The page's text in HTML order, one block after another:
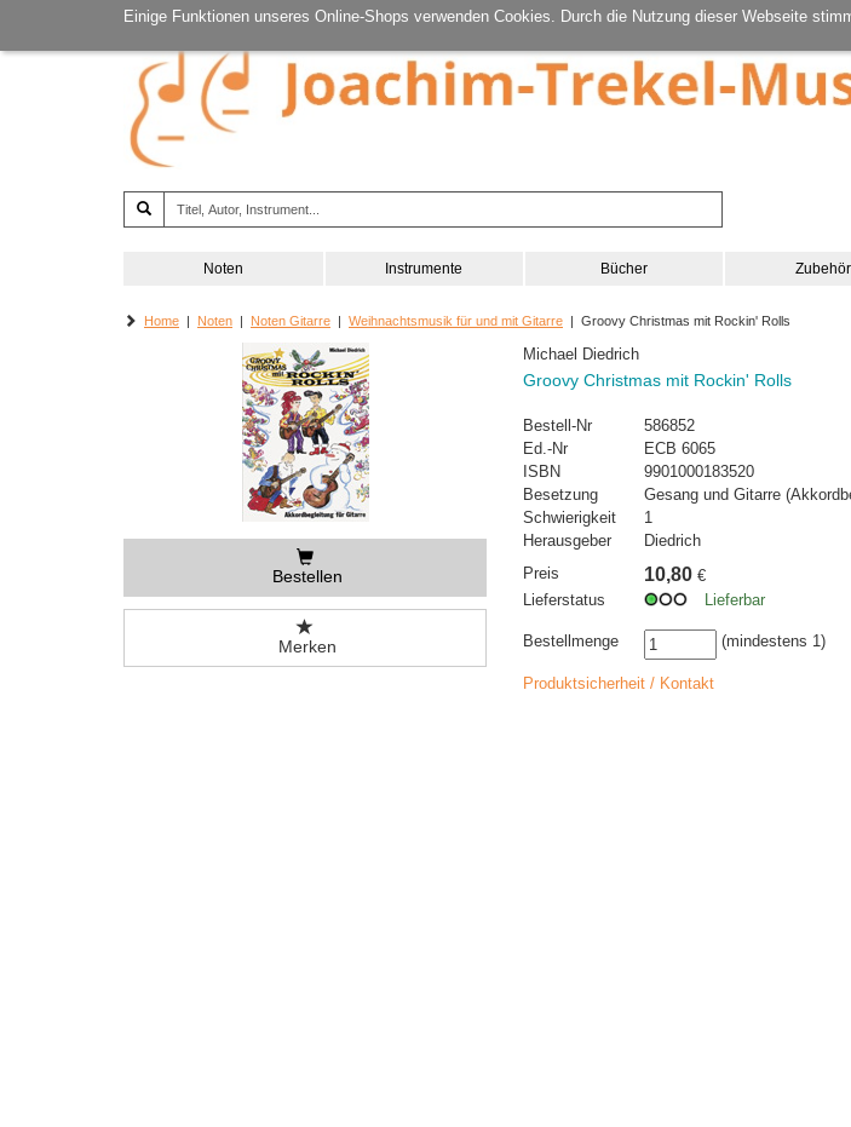
Einige Funktionen unseres Online-Shops verwenden Cookies. Durch die Nutzung dieser Webseite
Noten Instrumente Bücher Zubehör
Home | Noten | Noten Gitarre | Weihnachtsmusik für und mit Gitarre | Groovy Christmas mit Rockin' Rolls
Bestellen
Merken
Michael Diedrich
Groovy Christmas mit Rockin' Rolls
Bestell-Nr
586852
Ed.-Nr
ECB 6065
ISBN
9901000183520
Besetzung
Gesang und Gitarre
Schwierigkeit
1
Herausgeber
Diedrich
Preis
10,80 €
Lieferstatus
Lieferbar
Bestellmenge (mindestens 1)
Produktsicherheit / Kontakt